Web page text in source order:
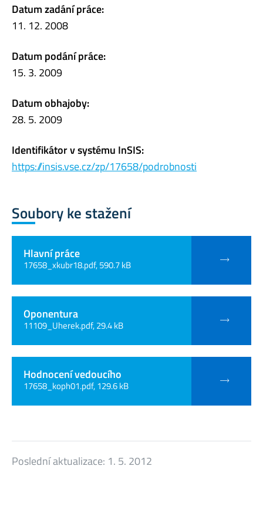
Datum zadání práce:
11. 12. 2008
Datum podání práce:
15. 3. 2009
Datum obhajoby:
28. 5. 2009
Identifikátor v systému InSIS:
https://insis.vse.cz/zp/17658/podrobnosti
Soubory ke stažení
Hlavní práce
17658_xkubr18.pdf, 590.7 kB
Oponentura
11109_Uherek.pdf, 29.4 kB
Hodnocení vedoucího
17658_koph01.pdf, 129.6 kB
Poslední aktualizace: 1. 5. 2012